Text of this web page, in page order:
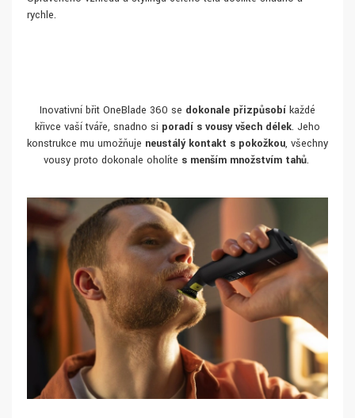
rychle.
Inovativní břit OneBlade 360 se dokonale přizpůsobí každé
křivce vaší tváře, snadno si poradí s vousy všech délek. Jeho
konstrukce mu umožňuje neustálý kontakt s pokožkou, všechny
vousy proto dokonale oholíte s menším množstvím tahů.